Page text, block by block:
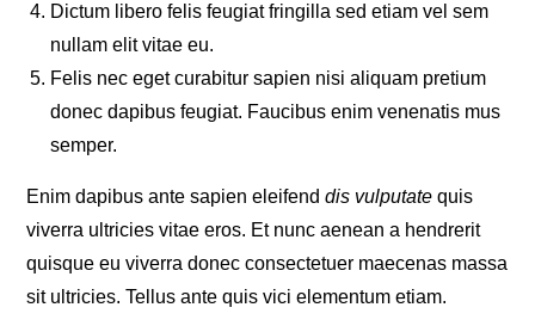
Dictum libero felis feugiat fringilla sed etiam vel sem
nullam elit vitae eu.
Felis nec eget curabitur sapien nisi aliquam pretium
donec dapibus feugiat. Faucibus enim venenatis mus
semper.
Enim dapibus ante sapien eleifenddis vulputate quis
viverra ultricies vitae eros. Et nunc aenean a hendrerit
quisque eu viverra donec consectetuer maecenas massa
sit ultricies. Tellus ante quis vici elementum etiam.